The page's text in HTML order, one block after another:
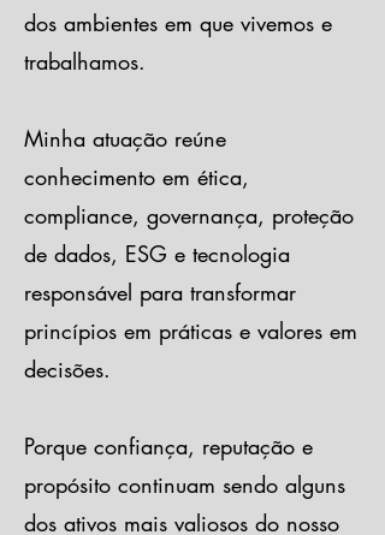
dos ambientes em que vivemos e
trabalhamos.
Minha atuação reúne
conhecimento em ética,
compliance, governança, proteção
de dados, ESG e tecnologia
responsável para transformar
princípios em práticas e valores em
decisões.
Porque confiança, reputação e
propósito continuam sendo alguns
dos ativos mais valiosos do nosso